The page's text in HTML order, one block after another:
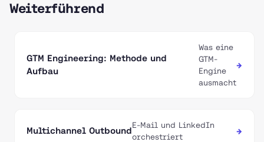
Weiterführend
GTM Engineering: Methode und
Aufbau
Was eine
GTM-
Engine
ausmacht
→
Multichannel Outbound
E-Mail und LinkedIn
orchestriert
→